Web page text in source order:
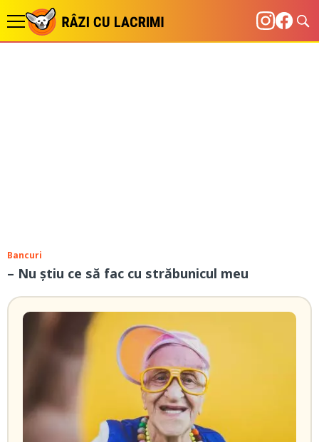
Bancuri
– Nu ştiu ce să fac cu străbunicul meu